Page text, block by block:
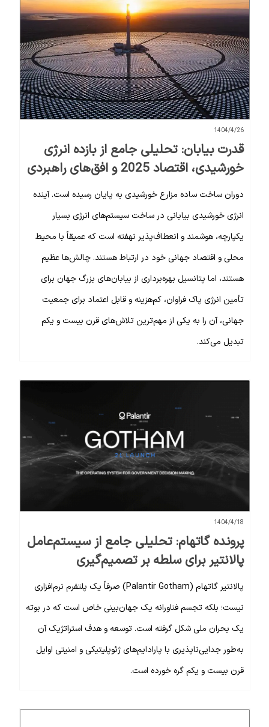
1404/4/26
قدرت بیابان: تحلیلی جامع از بازده انرژی
خورشیدی، اقتصاد 2025 و افق‌های راهبردی
دوران ساخت ساده مزارع خورشیدی به پایان رسیده است. آینده
انرژی خورشیدی بیابانی در ساخت سیستم‌های انرژی بسیار
یکپارچه، هوشمند و انعطاف‌پذیر نهفته است که عمیقاً با محیط
محلی و اقتصاد جهانی خود در ارتباط هستند. چالش‌ها عظیم
هستند، اما پتانسیل بهره‌برداری از بیابان‌های بزرگ جهان برای
تأمین انرژی پاک فراوان، کم‌هزینه و قابل اعتماد برای جمعیت
جهانی، آن را به یکی از مهم‌ترین تلاش‌های قرن بیست و یکم
تبدیل می‌کند.
1404/4/18
پرونده گاتهام: تحلیلی جامع از سیستم‌عامل
پالانتیر برای سلطه بر تصمیم‌گیری
پالانتیر گاتهام (Palantir Gotham) صرفاً یک پلتفرم نرم‌افزاری
نیست؛ بلکه تجسم فناورانه یک جهان‌بینی خاص است که در بوته
یک بحران ملی شکل گرفته است. توسعه و هدف استراتژیک آن
به‌طور جدایی‌ناپذیری با پارادایم‌های ژئوپلیتیکی و امنیتی اوایل
قرن بیست و یکم گره خورده است.